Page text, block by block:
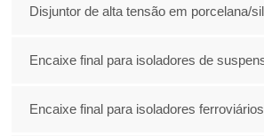
Disjuntor de alta tensão em porcelana/
Encaixe final para isoladores de
Encaixe final para isoladores